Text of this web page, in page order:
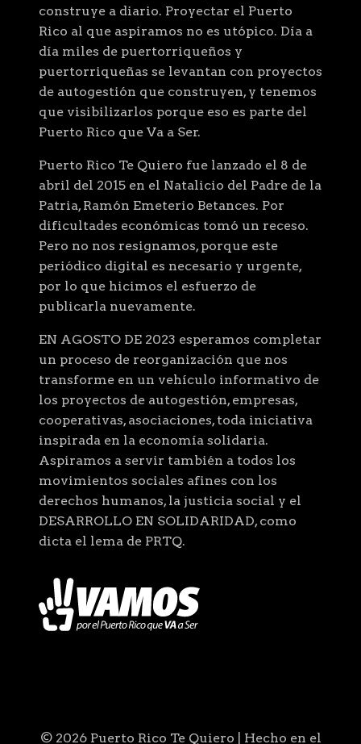
construye a diario. Proyectar el Puerto
Rico al que aspiramos no es utópico. Día a
día miles de puertorriqueños y
puertorriqueñas se levantan con proyectos
de autogestión que construyen, y tenemos
que visibilizarlos porque eso es parte del
Puerto Rico que Va a Ser.
Puerto Rico Te Quiero fue lanzado el 8 de
abril del 2015 en el Natalicio del Padre de la
Patria, Ramón Emeterio Betances. Por
dificultades económicas tomó un receso.
Pero no nos resignamos, porque este
periódico digital es necesario y urgente,
por lo que hicimos el esfuerzo de
publicarla nuevamente.
EN AGOSTO DE 2023 esperamos completar
un proceso de reorganización que nos
transforme en un vehículo informativo de
los proyectos de autogestión, empresas,
cooperativas, asociaciones, toda iniciativa
inspirada en la economía solidaria.
Aspiramos a servir también a todos los
movimientos sociales afines con los
derechos humanos, la justicia social y el
DESARROLLO EN SOLIDARIDAD, como
dicta el lema de PRTQ.
© 2026 Puerto Rico Te Quiero | Hecho en el